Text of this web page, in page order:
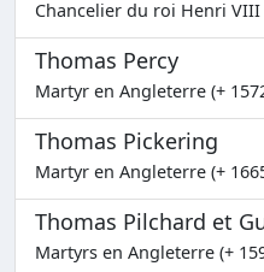
Chancelier du roi Henri
Thomas Percy
Martyr en Angleterre (+
Thomas Pickering
Martyr en Angleterre (+
Thomas Pilchard et
Martyrs en Angleterre (+